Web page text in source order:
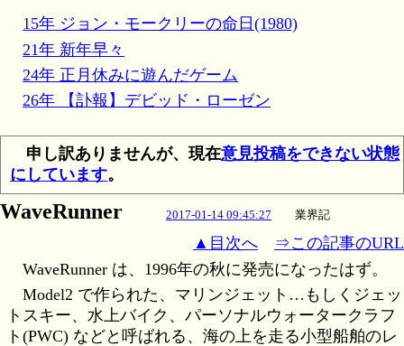
15年 ジョン・モークリーの命日(1980)
21年 新年早々
24年 正月休みに遊んだゲーム
26年 【訃報】デビッド・ローゼン
申し訳ありませんが、現在意見投稿をできない状態
にしています。
WaveRunner 2017-01-14 09:45:27 業界記
▲目次へ
⇒この記事のURL
WaveRunner は、1996年の秋に発売になったはず。
Model2 で作られた、マリンジェット…もしくジェッ
トスキー、水上バイク、パーソナルウォータークラフ
ト(PWC) などと呼ばれる、海の上を走る小型船舶のレ